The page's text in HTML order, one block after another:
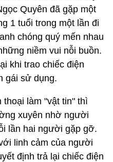
Quyên đã gặp một
1 tuổi trong một lần đi
chóng quý mến nhau
niềm vui nỗi buồn.
khi trao chiếc điện
gái sử dụng.
thoại làm "vật tin" thì
xuyên nhờ người
lần hai người gặp gỡ.
linh cảm của người
định trả lại chiếc điện